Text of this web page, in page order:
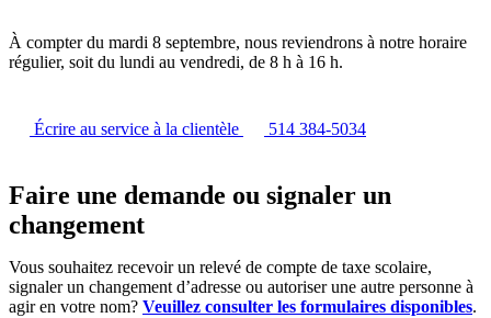
À compter du mardi 8 septembre, nous reviendrons à notre horaire
régulier, soit du lundi au vendredi, de 8 h à 16 h.
Écrire au service à la clientèle 514 384-5034
Faire une demande ou signaler un
changement
Vous souhaitez recevoir un relevé de compte de taxe scolaire,
signaler un changement d’adresse ou autoriser une autre personne à
agir en votre nom? Veuillez consulter les formulaires disponibles.